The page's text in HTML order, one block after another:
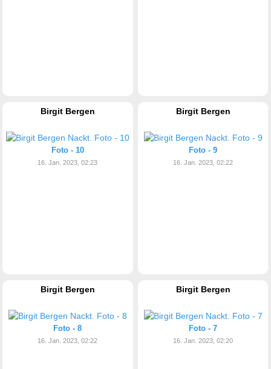
Birgit Bergen
Foto - 10
16. Jan. 2023, 02:23
Birgit Bergen
Foto - 9
16. Jan. 2023, 02:22
Birgit Bergen
Foto - 8
16. Jan. 2023, 02:22
Birgit Bergen
Foto - 7
16. Jan. 2023, 02:20